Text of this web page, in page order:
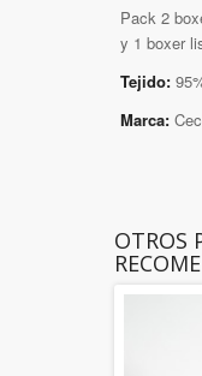
Pack 2
y 1 boxer
Tejido:
Marca:
OTROS